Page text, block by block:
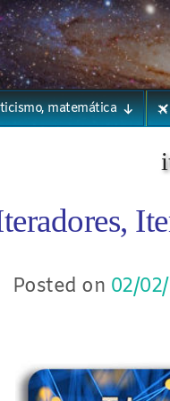
matemática
Posted on 02/